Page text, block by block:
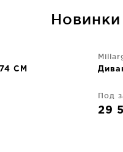
Новинки
CM
Под
29